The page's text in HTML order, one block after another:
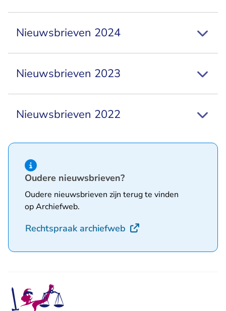
Nieuwsbrieven 2024
Nieuwsbrieven 2023
Nieuwsbrieven 2022
Hint van type informatie
Oudere nieuwsbrieven?
Oudere nieuwsbrieven zijn terug te vinden
op Archiefweb.
Rechtspraak archiefweb - U verlaat